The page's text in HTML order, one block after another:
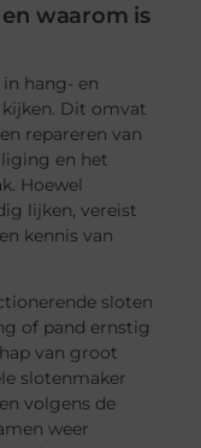
waarom is
hang- en
Dit omvat
repareren van
en het
Hoewel
lijken, vereist
kennis van
sloten
of pand ernstig
van groot
slotenmaker
volgens de
weer